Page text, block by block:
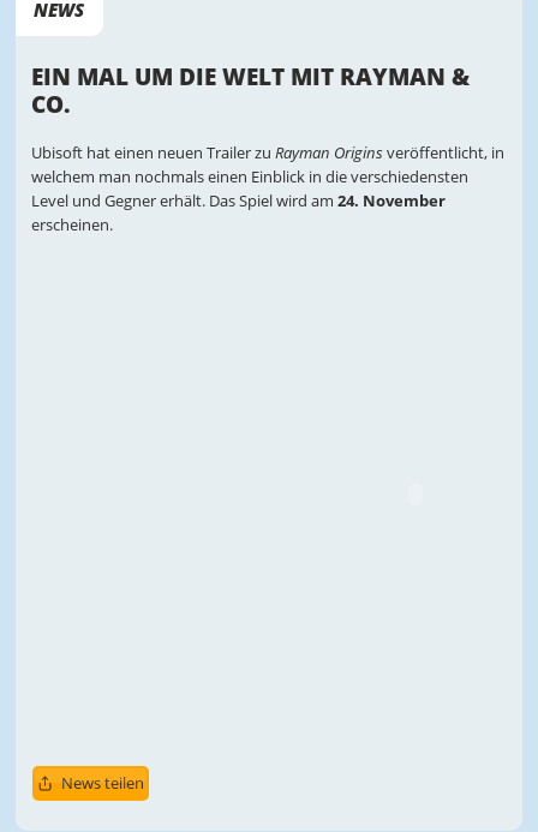
NEWS
EIN MAL UM DIE WELT MIT RAYMAN &
CO.
Ubisoft hat einen neuen Trailer zu Rayman Originsveröffentlicht, in
welchem man nochmals einen Einblick in die verschiedensten
Level und Gegner erhält. Das Spiel wird am 24. November
erscheinen.
News teilen